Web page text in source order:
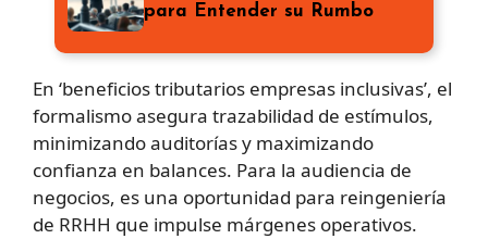
para Entender su Rumbo
En ‘beneficios tributarios empresas inclusivas’, el
formalismo asegura trazabilidad de estímulos,
minimizando auditorías y maximizando
confianza en balances. Para la audiencia de
negocios, es una oportunidad para reingeniería
de RRHH que impulse márgenes operativos.